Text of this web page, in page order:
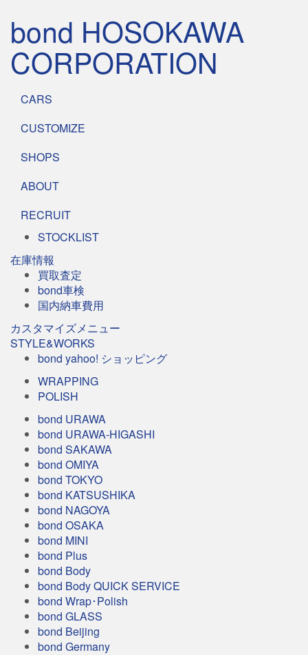
bond HOSOKAWA
CORPORATION
CARS
CUSTOMIZE
SHOPS
ABOUT
RECRUIT
STOCKLIST
在庫情報
買取査定
bond車検
国内納車費用
カスタマイズメニュー
STYLE&WORKS
bond yahoo! ショッピング
WRAPPING
POLISH
bond URAWA
bond URAWA-HIGASHI
bond SAKAWA
bond OMIYA
bond TOKYO
bond KATSUSHIKA
bond NAGOYA
bond OSAKA
bond MINI
bond Plus
bond Body
bond Body QUICK SERVICE
bond Wrap･Polish
bond GLASS
bond Beijing
bond Germany